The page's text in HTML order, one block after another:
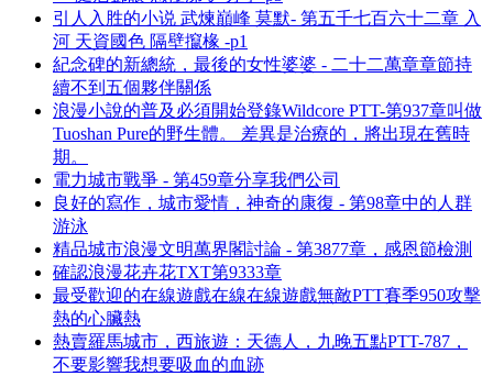
引人入胜的小说 武煉巔峰 莫默- 第五千七百六十二章 入
河 天資國色 隔壁攛椽 -p1
紀念碑的新總統，最後的女性婆婆 - 二十二萬章章節持
續不到五個夥伴關係
浪漫小說的普及必須開始登錄Wildcore PTT-第937章叫做
Tuoshan Pure的野生體。 差異是治療的，將出現在舊時
期。
電力城市戰爭 - 第459章分享我們公司
良好的寫作，城市愛情，神奇的康復 - 第98章中的人群
游泳
精品城市浪漫文明萬界閣討論 - 第3877章，感恩節檢測
確認浪漫花卉花TXT第9333章
最受歡迎的在線遊戲在線在線遊戲無敵PTT賽季950攻擊
熱的心臟熱
熱賣羅馬城市，西旅遊：天德人，九晚五點PTT-787，
不要影響我想要吸血的血跡